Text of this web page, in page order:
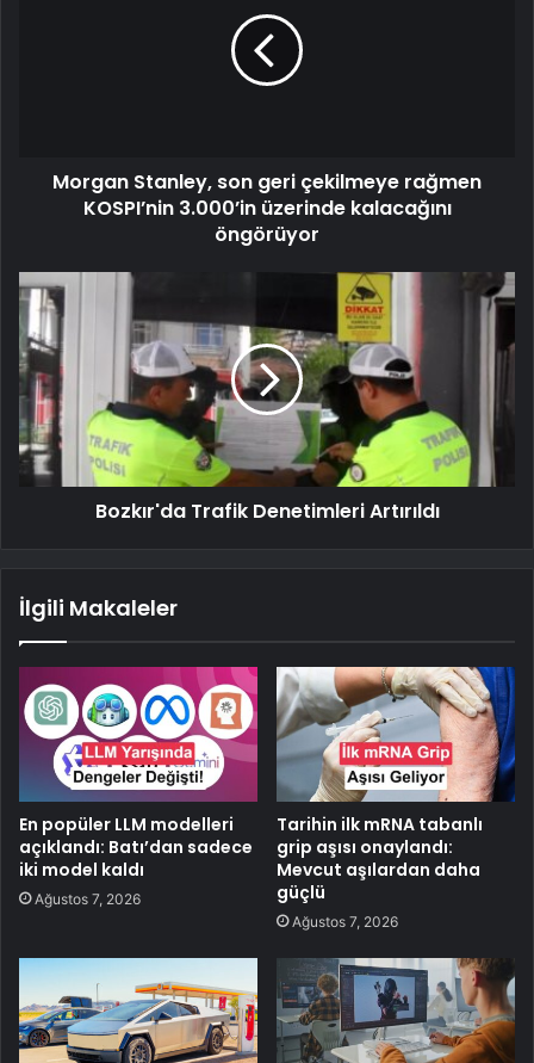
Morgan Stanley, son geri çekilmeye rağmen
KOSPI’nin 3.000’in üzerinde kalacağını
öngörüyor
Bozkır'da Trafik Denetimleri Artırıldı
İlgili Makaleler
En popüler LLM modelleri
açıklandı: Batı’dan sadece
iki model kaldı
Ağustos 7, 2026
Tarihin ilk mRNA tabanlı
grip aşısı onaylandı:
Mevcut aşılardan daha
güçlü
Ağustos 7, 2026